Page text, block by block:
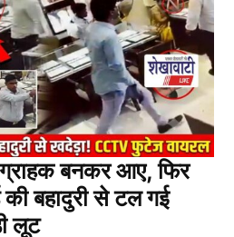
बनकर आए, फिर
की बहादुरी से टल गई
लूट